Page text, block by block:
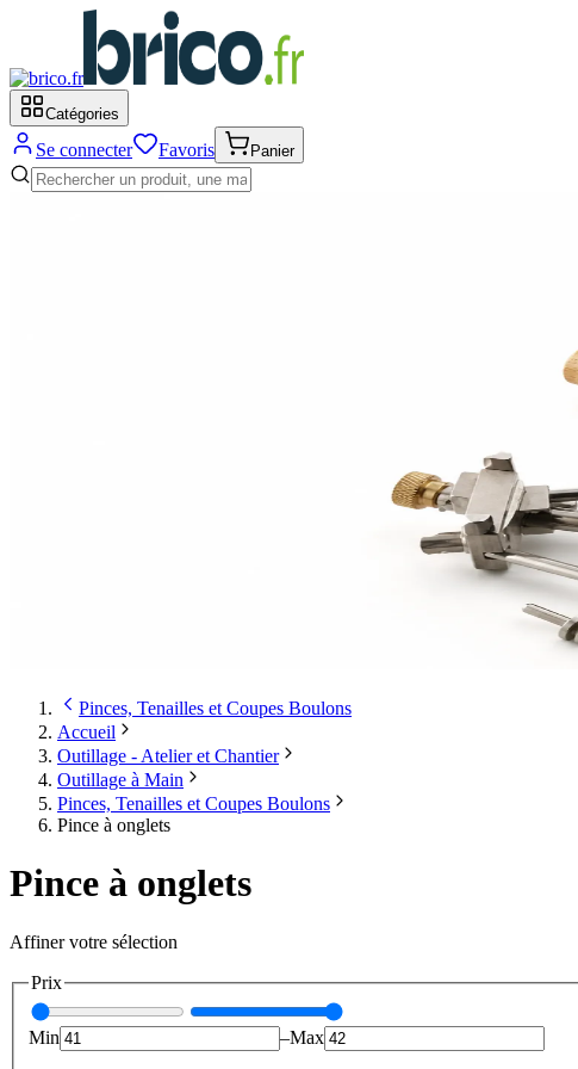
Catégories
Se connecter Favoris Panier
Pinces, Tenailles et Coupes Boulons
Accueil
Outillage - Atelier et Chantier
Outillage à Main
Pinces, Tenailles et Coupes Boulons
Pince à onglets
Pince à onglets
Affiner votre sélection
Prix
Min –Max